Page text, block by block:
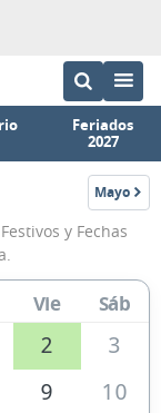
Feriados
2027
Mayo
2038
y Fechas
Vie Sáb
2
3
9
10